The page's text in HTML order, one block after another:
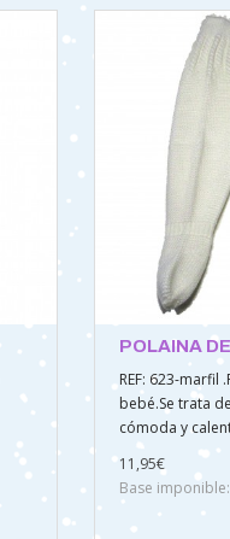
POLAINA
REF: 623-marfil
bebé.Se trata
cómoda y
11,95€
Base